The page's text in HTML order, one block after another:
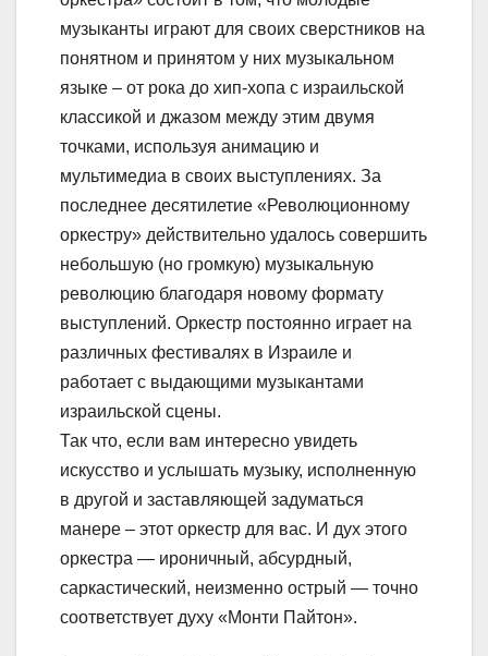
музыканты играют для своих сверстников на
понятном и принятом у них музыкальном
языке – от рока до хип-хопа с израильской
классикой и джазом между этим двумя
точками, используя анимацию и
мультимедиа в своих выступлениях. За
последнее десятилетие «Революционному
оркестру» действительно удалось совершить
небольшую (но громкую) музыкальную
революцию благодаря новому формату
выступлений. Оркестр постоянно играет на
различных фестивалях в Израиле и
работает с выдающими музыкантами
израильской сцены.
Так что, если вам интересно увидеть
искусство и услышать музыку, исполненную
в другой и заставляющей задуматься
манере – этот оркестр для вас. И дух этого
оркестра — ироничный, абсурдный,
саркастический, неизменно острый — точно
соответствует духу «Монти Пайтон».